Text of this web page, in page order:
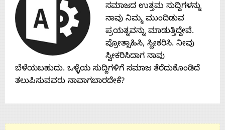
ಸಮಾಜದ ಉತ್ತಮ ಸುದ್ದಿಗಳನ್ನು
ನಾವು ನಿಮ್ಮ ಮುಂದಿಡುವ
ಪ್ರಯತ್ನವನ್ನು ಮಾಡುತ್ತಿದ್ದೇವೆ.
ಪ್ರೋತ್ಸಾಹಿಸಿ, ಸ್ವೀಕರಿಸಿ. ನೀವು
ಸ್ವೀಕರಿಸಿದಾಗ ನಾವು
ಬೆಳೆಯಬಹುದು. ಒಳ್ಳೆಯ ಸುದ್ದಿಗಳಿಗೆ ಸಮಾಜ ತೆರೆದುಕೊಂಡಿದೆ
ತಲುಪಿಸುವವರು ನಾವಾಗಬಾರದೇಕೆ?